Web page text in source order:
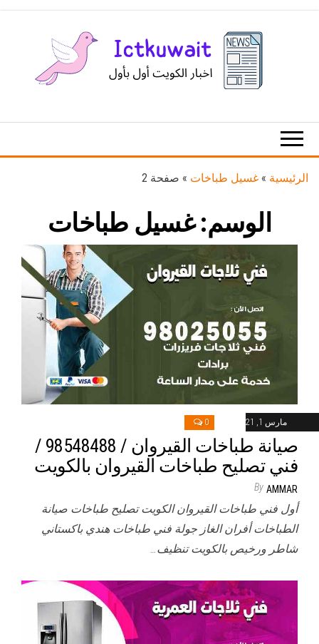
الكويت
الرئيسية » غسيل طباخات » صفحة 2
الوسم:غسيل طباخات
مارس 1, 2021 0
صيانة طباخات القيروان / 98548488 /
فني تصليح طباخات القيروان بالكويت
By AMMAR
أول فني طباخات القيروان الكويت تصليح طباخات صيانة
الطباخات أفران الغاز جولة فني طباخات هندي باكستاني
شاطر ورخيص بالكويت تنظيف…